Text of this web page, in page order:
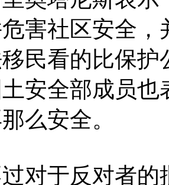
害社区安全
民看的比保护
土安全部成员
么安全。
对于反对者的